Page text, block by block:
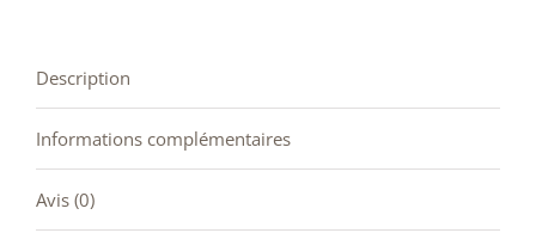
Description
Informations complémentaires
Avis (0)